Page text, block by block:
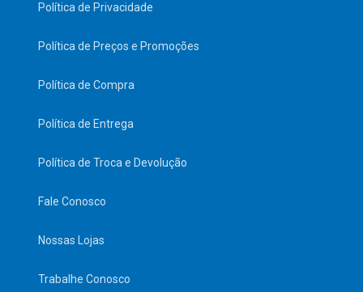
Política de Privacidade
Política de Preços e Promoções
Política de Compra
Política de Entrega
Política de Troca e Devolução
Fale Conosco
Nossas Lojas
Trabalhe Conosco